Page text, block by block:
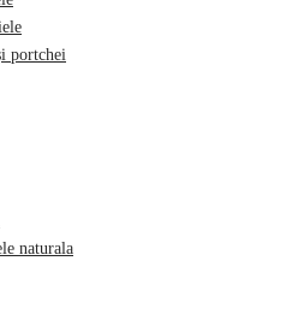
portchei
naturala